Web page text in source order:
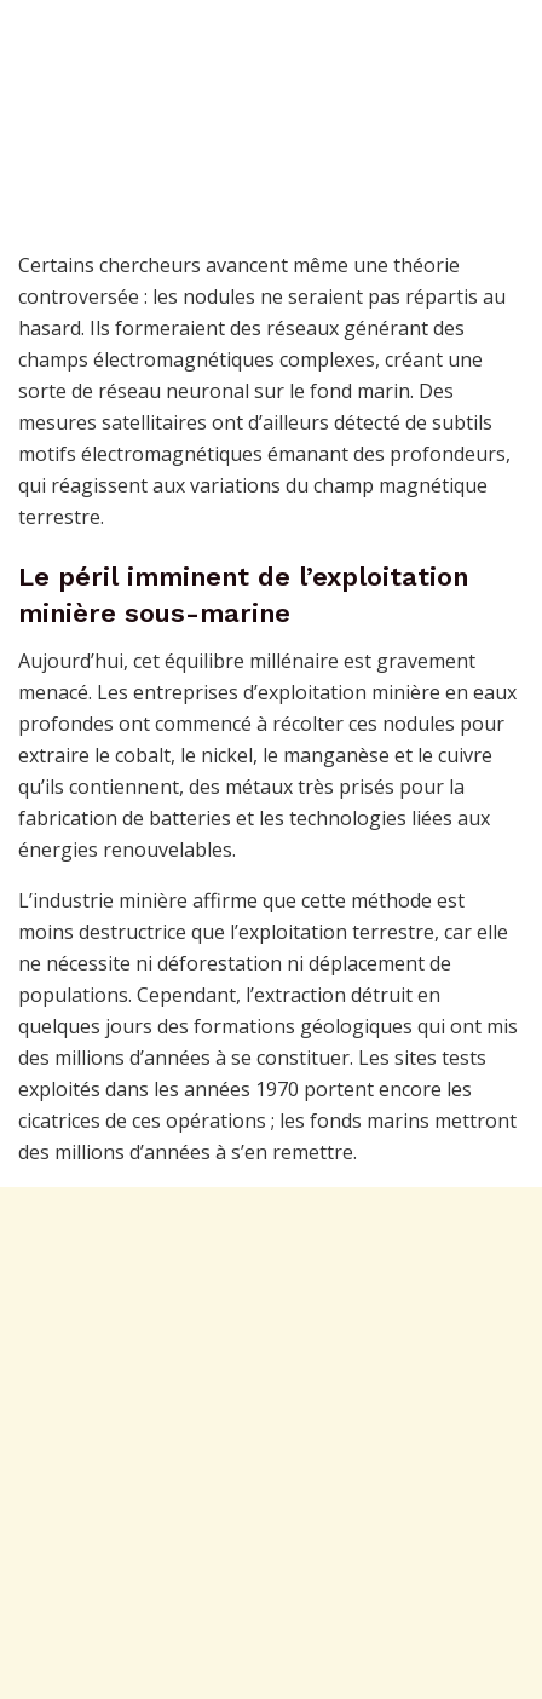
Certains chercheurs avancent même une théorie
controversée : les nodules ne seraient pas répartis au
hasard. Ils formeraient des réseaux générant des
champs électromagnétiques complexes, créant une
sorte de réseau neuronal sur le fond marin. Des
mesures satellitaires ont d’ailleurs détecté de subtils
motifs électromagnétiques émanant des profondeurs,
qui réagissent aux variations du champ magnétique
terrestre.
Le péril imminent de l’exploitation
minière sous-marine
Aujourd’hui, cet équilibre millénaire est gravement
menacé. Les entreprises d’exploitation minière en eaux
profondes ont commencé à récolter ces nodules pour
extraire le cobalt, le nickel, le manganèse et le cuivre
qu’ils contiennent, des métaux très prisés pour la
fabrication de batteries et les technologies liées aux
énergies renouvelables.
L’industrie minière affirme que cette méthode est
moins destructrice que l’exploitation terrestre, car elle
ne nécessite ni déforestation ni déplacement de
populations. Cependant, l’extraction détruit en
quelques jours des formations géologiques qui ont mis
des millions d’années à se constituer. Les sites tests
exploités dans les années 1970 portent encore les
cicatrices de ces opérations ; les fonds marins mettront
des millions d’années à s’en remettre.